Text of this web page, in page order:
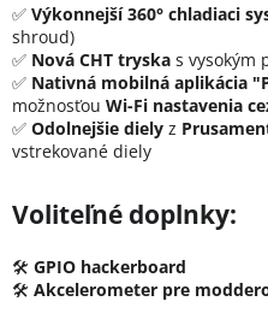
✅ Výkonnejší 360° chladiaci
shroud)
✅ Nová CHT tryska s vysokým
✅ Nativná mobilná aplikácia
možnosťou Wi-Fi nastavenia
✅ Odolnejšie diely z
vstrekované diely
Voliteľné doplnky:
🛠 GPIO hackerboard
🛠 Akcelerometer pre